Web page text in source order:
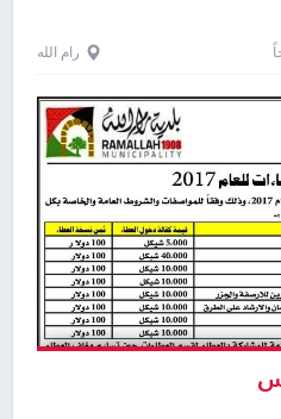
رام الله